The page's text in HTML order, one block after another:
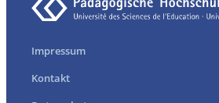
Impressum
Kontakt